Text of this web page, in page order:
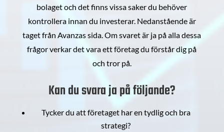
bolaget och det finns vissa saker du behöver
kontrollera innan du investerar. Nedanstående är
taget från Avanzas sida. Om svaret är ja på alla dessa
frågor verkar det vara ett företag du förstår dig på
och tror på.
Kan du svara ja på följande?
Tycker du att företaget har en tydlig och bra
strategi?